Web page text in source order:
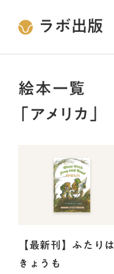
ラボ出版
絵本一覧
「アメリカ」
【最新刊】ふたりは
きょうも